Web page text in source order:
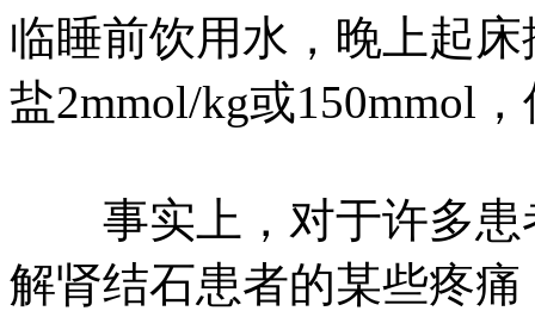
临睡前饮用水，晚上起
盐2mmol/kg或150mmol
事实上，对于许多患
解肾结石患者的某些疼